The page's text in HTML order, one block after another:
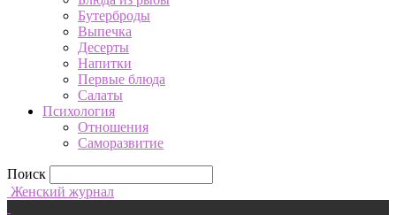
Бутерброды
Выпечка
Десерты
Напитки
Первые блюда
Салаты
Психология
Отношения
Саморазвитие
Поиск
Женский журнал